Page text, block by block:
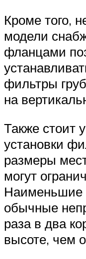
Кроме того,
модели
фланцами
фильтры
на
Также стоит
установки
размеры
могут
Наименьшие
обычные
раза в два
высоте, чем